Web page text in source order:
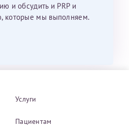
и обсудить и PRP и
которые мы выполняем.
Услуги
Пациентам